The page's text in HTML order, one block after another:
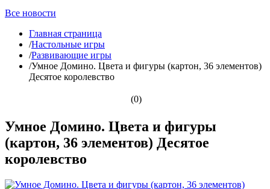
Все новости
Главная страница
/Настольные игры
/Развивающие игры
/Умное Домино. Цвета и фигуры (картон, 36 элементов)
Десятое королевство
(0)
Умное Домино. Цвета и фигуры
(картон, 36 элементов) Десятое
королевство